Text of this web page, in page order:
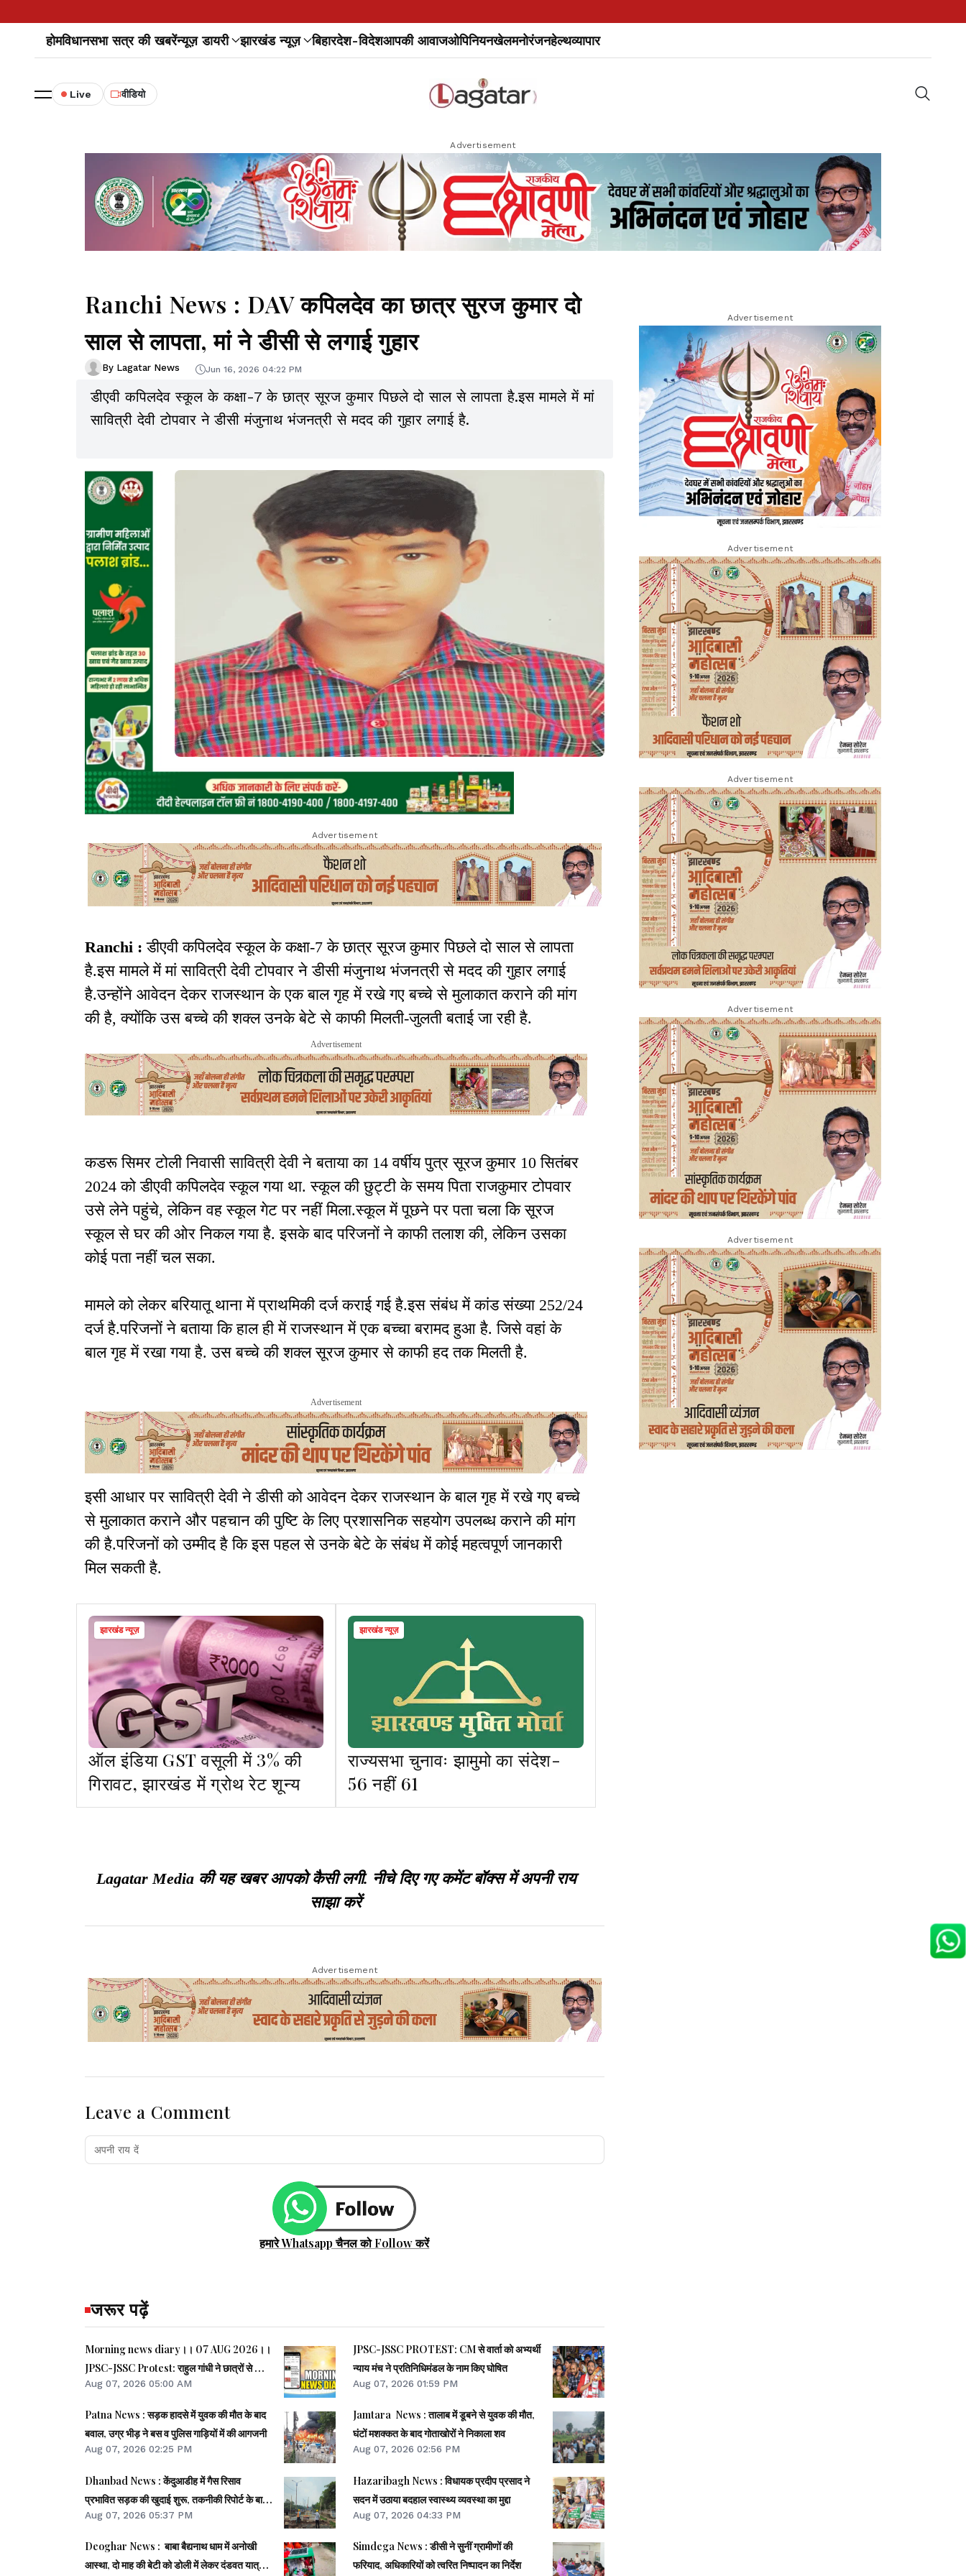
होमविधानसभा सत्र की खबरेंन्यूज़ डायरी झारखंड न्यूज़ बिहारदेश-विदेशआपकी आवाजओपिनियनखेलमनोरंजनहेल्थव्यापार
Live वीडियो
Advertisement
Ranchi News : DAV कपिलदेव का छात्र सुरज कुमार दो
साल से लापता, मां ने डीसी से लगाई गुहार
By Lagatar News Jun 16, 2026 04:22 PM
डीएवी कपिलदेव स्कूल के कक्षा-7 के छात्र सूरज कुमार पिछले दो साल से लापता है.इस मामले में मां
सावित्री देवी टोपवार ने डीसी मंजुनाथ भंजनत्री से मदद की गुहार लगाई है.
Advertisement
Ranchi :डीएवी कपिलदेव स्कूल के कक्षा-7 के छात्र सूरज कुमार पिछले दो साल से लापता
है.इस मामले में मां सावित्री देवी टोपवार ने डीसी मंजुनाथ भंजनत्री से मदद की गुहार लगाई
है.उन्होंने आवेदन देकर राजस्थान के एक बाल गृह में रखे गए बच्चे से मुलाकात कराने की मांग
की है, क्योंकि उस बच्चे की शक्ल उनके बेटे से काफी मिलती-जुलती बताई जा रही है.
Advertisement
कडरू सिमर टोली निवासी सावित्री देवी ने बताया का 14 वर्षीय पुत्र सूरज कुमार 10 सितंबर
2024 को डीएवी कपिलदेव स्कूल गया था. स्कूल की छुट्टी के समय पिता राजकुमार टोपवार
उसे लेने पहुंचे, लेकिन वह स्कूल गेट पर नहीं मिला.स्कूल में पूछने पर पता चला कि सूरज
स्कूल से घर की ओर निकल गया है. इसके बाद परिजनों ने काफी तलाश की, लेकिन उसका
कोई पता नहीं चल सका.
मामले को लेकर बरियातू थाना में प्राथमिकी दर्ज कराई गई है.इस संबंध में कांड संख्या 252/24
दर्ज है.परिजनों ने बताया कि हाल ही में राजस्थान में एक बच्चा बरामद हुआ है. जिसे वहां के
बाल गृह में रखा गया है. उस बच्चे की शक्ल सूरज कुमार से काफी हद तक मिलती है.
Advertisement
इसी आधार पर सावित्री देवी ने डीसी को आवेदन देकर राजस्थान के बाल गृह में रखे गए बच्चे
से मुलाकात कराने और पहचान की पुष्टि के लिए प्रशासनिक सहयोग उपलब्ध कराने की मांग
की है.परिजनों को उम्मीद है कि इस पहल से उनके बेटे के संबंध में कोई महत्वपूर्ण जानकारी
मिल सकती है.
झारखंड न्यूज़
ऑल इंडिया GST वसूली में 3% की
गिरावट, झारखंड में ग्रोथ रेट शून्य
झारखंड न्यूज़
राज्यसभा चुनावः झामुमो का संदेश-
56 नहीं 61
Lagatar Media की यह खबर आपको कैसी लगी. नीचे दिए गए कमेंट बॉक्स में अपनी राय
साझा करें
Advertisement
Leave a Comment
हमारे Whatsapp चैनल को Follow करें
जरूर पढ़ें
Morning news diary।। 07 AUG 2026।।
JPSC-JSSC Protest: राहुल गांधी ने छात्रों से फोन
पर की बात।। JPSC-JSSC आंदोलन: छात्र
CEO से पूछा- विनय चौबे को कितने पैसे दिए।। समेत
कई खबरें व वीडियो.
Aug 07, 2026 05:00 AM
Patna News : सड़क हादसे में युवक की मौत के बाद
बवाल, उग्र भीड़ ने बस व पुलिस गाड़ियों में की आगजनी
Aug 07, 2026 02:25 PM
Dhanbad News : केंदुआडीह में गैस रिसाव
प्रभावित सड़क की खुदाई शुरू, तकनीकी रिपोर्ट के बाद
होगा निर्णय
Aug 07, 2026 05:37 PM
Deoghar News : बाबा बैद्यनाथ धाम में अनोखी
आस्था, दो माह की बेटी को डोली में लेकर दंडवत यात्रा
JPSC-JSSC PROTEST: CM से वार्ता को अभ्यर्थी
न्याय मंच ने प्रतिनिधिमंडल के नाम किए घोषित
Aug 07, 2026 01:59 PM
Jamtara News : तालाब में डूबने से युवक की मौत,
घंटों मशक्कत के बाद गोताखोरों ने निकाला शव
Aug 07, 2026 02:56 PM
Hazaribagh News : विधायक प्रदीप प्रसाद ने
सदन में उठाया बदहाल स्वास्थ्य व्यवस्था का मुद्दा
Aug 07, 2026 04:33 PM
Simdega News : डीसी ने सुनीं ग्रामीणों की
फरियाद, अधिकारियों को त्वरित निष्पादन का निर्देश
Advertisement
Advertisement
Advertisement
Advertisement
Advertisement